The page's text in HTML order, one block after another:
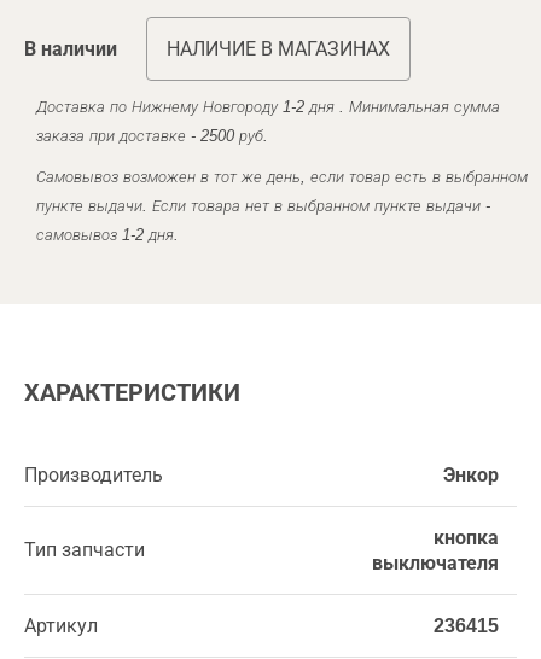
В наличии НАЛИЧИЕ В МАГАЗИНАХ
Доставка по Нижнему Новгороду 1-2 дня . Минимальная сумма
заказа при доставке - 2500 руб.
Самовывоз возможен в тот же день, если товар есть в выбранном
пункте выдачи. Если товара нет в выбранном пункте выдачи -
самовывоз 1-2 дня.
ХАРАКТЕРИСТИКИ
Производитель Энкор
Тип запчасти
кнопка
выключателя
Артикул 236415